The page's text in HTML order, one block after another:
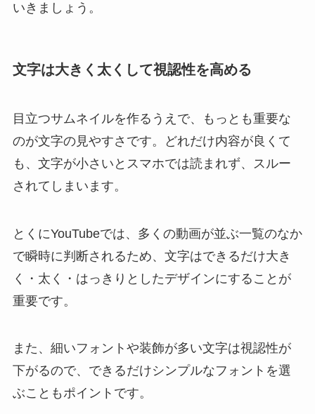
いきましょう。
文字は大きく太くして視認性を高める
目立つサムネイルを作るうえで、もっとも重要な
のが文字の見やすさです。どれだけ内容が良くて
も、文字が小さいとスマホでは読まれず、スルー
されてしまいます。
とくにYouTubeでは、多くの動画が並ぶ一覧のなか
で瞬時に判断されるため、文字はできるだけ大き
く・太く・はっきりとしたデザインにすることが
重要です。
また、細いフォントや装飾が多い文字は視認性が
下がるので、できるだけシンプルなフォントを選
ぶこともポイントです。